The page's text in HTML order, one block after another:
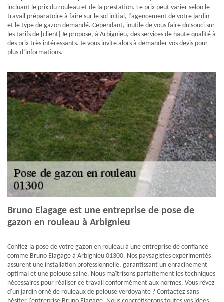
incluant le prix du rouleau et de la prestation. Le prix peut varier selon le
travail préparatoire à faire sur le sol initial, l’agencement de votre jardin
et le type de gazon demandé. Cependant, inutile de vous faire du souci sur
les tarifs de [client] Je propose, à Arbignieu, des services de haute qualité à
des prix très intéressants. Je vous invite alors à demander vos devis pour
plus d’informations.
Bruno Elagage est une entreprise de pose de
gazon en rouleau à Arbignieu
Confiez la pose de votre gazon en rouleau à une entreprise de confiance
comme Bruno Elagage à Arbignieu 01300. Nos paysagistes expérimentés
assurent une installation professionnelle, garantissant un enracinement
optimal et une pelouse saine. Nous maîtrisons parfaitement les techniques
nécessaires pour réaliser ce travail conformément aux normes. Vous rêvez
d'un jardin orné de rouleaux de pelouse verdoyante ? Contactez sans